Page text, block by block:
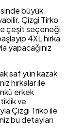
büyük
Çizgi Tirko
çeşit seçeneği
4XL hırka
yapacağınız
saf yün kazak
hırkalar ile
erkek
ve
Çizgi Triko ile
bu detayları